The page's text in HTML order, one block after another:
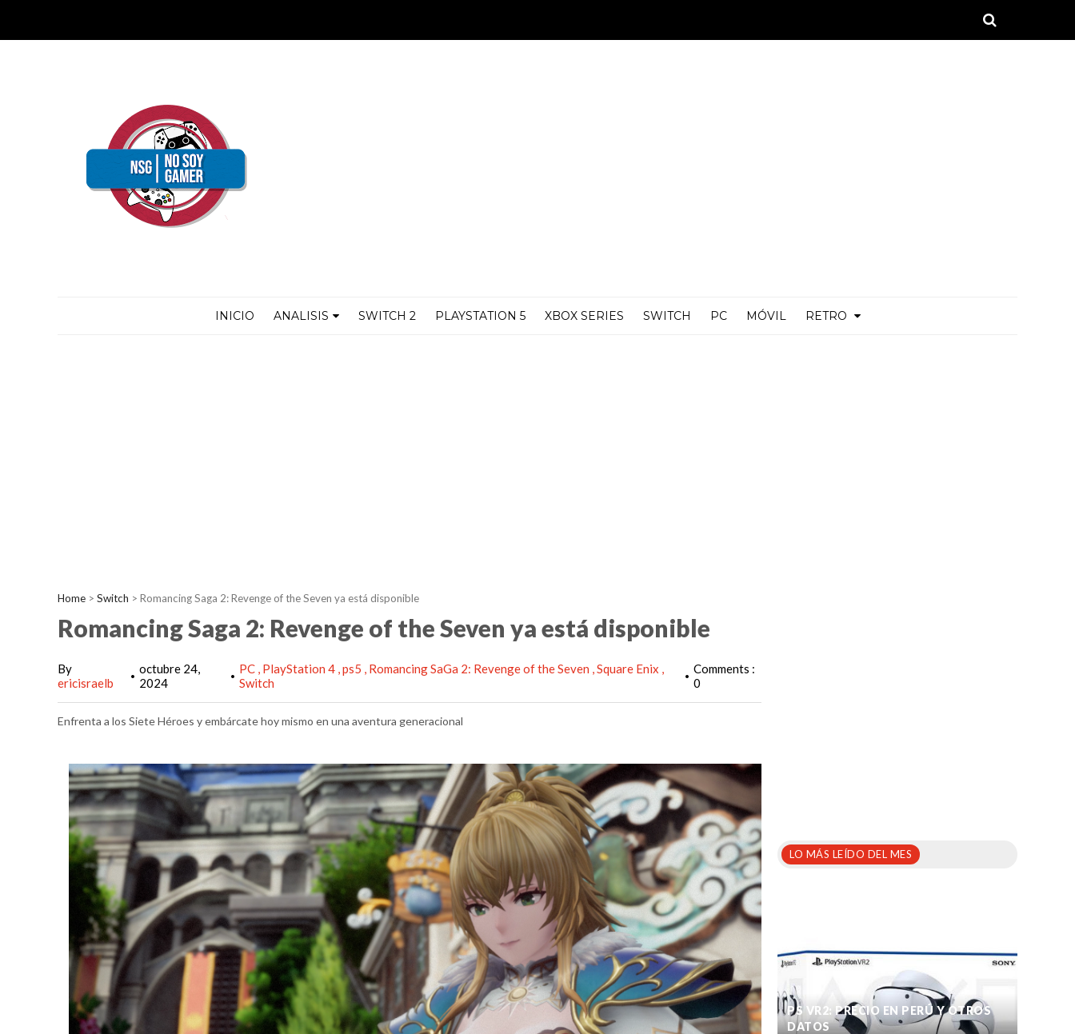
INICIO ANALISIS SWITCH 2 PLAYSTATION 5 XBOX SERIES SWITCH PC MÓVIL RETRO
Home > Switch > Romancing Saga 2: Revenge of the Seven ya está disponible
Romancing Saga 2: Revenge of the Seven ya está disponible
By
ericisraelb
• octubre 24,
2024
• PC PlayStation 4 ps5 Romancing SaGa 2: Revenge of the Seven Square Enix
Switch
• Comments :
0
Enfrenta a los Siete Héroes y embárcate hoy mismo en una aventura generacional
LO MÁS LEÍDO DEL MES
PS VR2: PRECIO EN PERÚ Y OTROS
DATOS